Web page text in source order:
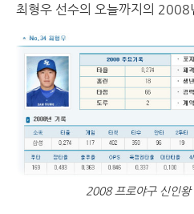
최형우 선수의 오늘까지의 2008
2008 프로야구 신인